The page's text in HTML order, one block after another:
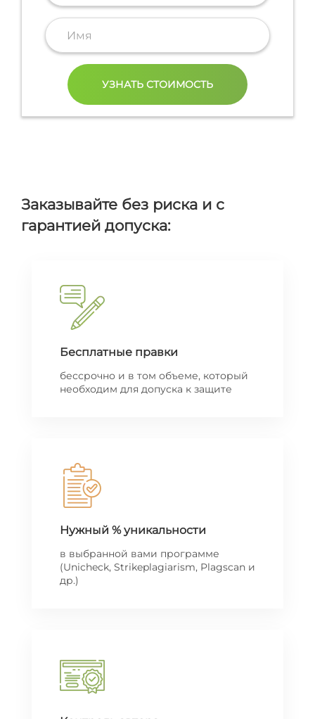
Заказывайте без риска и с
гарантией допуска:
Бесплатные правки
бессрочно и в том объеме, который
необходим для допуска к защите
Нужный % уникальности
в выбранной вами программе
(Unicheck, Strikeplagiarism, Plagscan и
др.)